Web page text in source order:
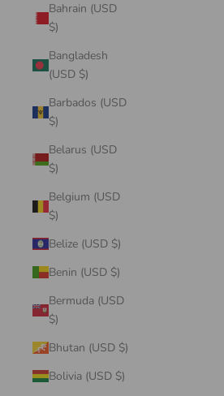
Bahrain (USD
$)
Bangladesh
(USD $)
Barbados (USD
$)
Belarus (USD
$)
Belgium (USD
$)
Belize (USD $)
Benin (USD $)
Bermuda (USD
$)
Bhutan (USD $)
Bolivia (USD $)